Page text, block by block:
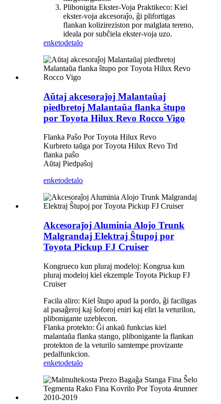
Plibonigita Ekster-Voja Praktikeco: Kiel
ekster-voja akcesoraĵo, ĝi plifortigas
flankan kolizireziston por malglata tereno,
ideala por subĉiela ekster-voja uzo.
enketodetalo
Aŭtaj ​​akcesoraĵoj Malantaŭaj
piedbretoj Malantaŭa flanka ŝtupo
por Toyota Hilux Revo Rocco Vigo
Flanka Paŝo Por Toyota Hilux Revo
Kurbreto taŭga por Toyota Hilux Revo Trd
flanka paŝo
Aŭtaj ​​Piedpaŝoj
enketodetalo
Akcesoraĵoj Aluminia Alojo Trunk
Malgrandaj Elektraj Ŝtupoj por
Toyota Pickup FJ Cruiser
Kongrueco kun pluraj modeloj: Kongrua kun
pluraj modeloj kiel ekzemple Toyota Pickup FJ
Cruiser
Facila aliro: Kiel ŝtupo apud la pordo, ĝi faciligas
al pasaĝeroj kaj ŝoforoj eniri kaj eliri la veturilon,
plibonigante uzeblecon.
Flanka protekto: Ĝi ankaŭ funkcias kiel
malantaŭa flanka stango, plibonigante la flankan
protekton de la veturilo samtempe provizante
pedalfunkcion.
enketodetalo